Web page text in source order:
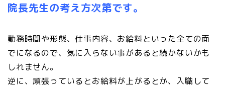
院長先生の考え方次第です。
勤務時間や形態、仕事内容、お給料といった全ての面
でになるので、気に入らない事があると続かないかも
しれません。
逆に、頑張っているとお給料が上がるとか、入職して